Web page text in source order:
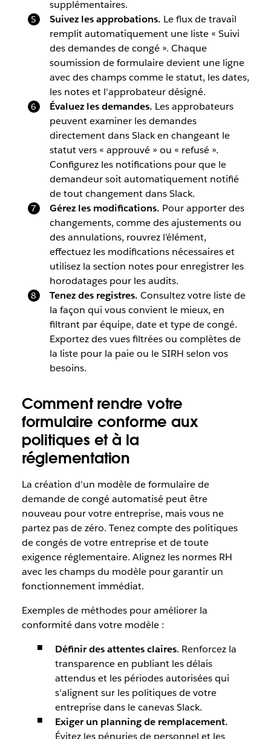
supplémentaires.
Suivez les approbations. Le flux de travail
remplit automatiquement une liste « Suivi
des demandes de congé ». Chaque
soumission de formulaire devient une ligne
avec des champs comme le statut, les dates,
les notes et l'approbateur désigné.
Évaluez les demandes. Les approbateurs
peuvent examiner les demandes
directement dans Slack en changeant le
statut vers « approuvé » ou « refusé ».
Configurez les notifications pour que le
demandeur soit automatiquement notifié
de tout changement dans Slack.
Gérez les modifications. Pour apporter des
changements, comme des ajustements ou
des annulations, rouvrez l’élément,
effectuez les modifications nécessaires et
utilisez la section notes pour enregistrer les
horodatages pour les audits.
Tenez des registres. Consultez votre liste de
la façon qui vous convient le mieux, en
filtrant par équipe, date et type de congé.
Exportez des vues filtrées ou complètes de
la liste pour la paie ou le SIRH selon vos
besoins.
Comment rendre votre
formulaire conforme aux
politiques et à la
réglementation
La création d'un modèle de formulaire de
demande de congé automatisé peut être
nouveau pour votre entreprise, mais vous ne
partez pas de zéro. Tenez compte des politiques
de congés de votre entreprise et de toute
exigence réglementaire. Alignez les normes RH
avec les champs du modèle pour garantir un
fonctionnement immédiat.
Exemples de méthodes pour améliorer la
conformité dans votre modèle :
Définir des attentes claires. Renforcez la
transparence en publiant les délais
attendus et les périodes autorisées qui
s'alignent sur les politiques de votre
entreprise dans le canevas Slack.
Exiger un planning de remplacement.
Évitez les pénuries de personnel et les